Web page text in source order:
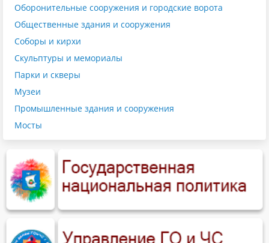
Оборонительные сооружения и городские ворота
Общественные здания и сооружения
Соборы и кирхи
Скульптуры и мемориалы
Парки и скверы
Музеи
Промышленные здания и сооружения
Мосты